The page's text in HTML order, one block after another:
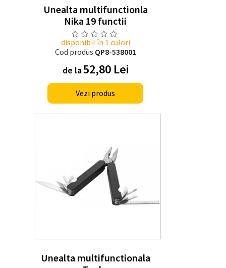
Unealta multifunctionla
Nika 19 functii
disponibil în 1 culori
Cod produs QP8-538001
de la52,80 Lei
Vezi produs
Unealta multifunctionala